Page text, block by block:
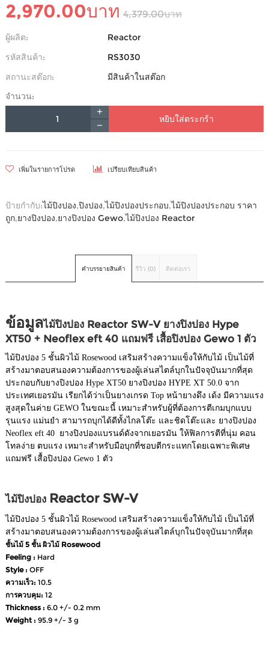
2,970.00บาท 4,379.00บาท
ผู้ผลิต:
Reactor
รหัสสินค้า:
RS3030
สถานะสต๊อก:
มีสินค้าในสต๊อก
จำนวน:
หยิบใส่ตระกร้า
เพิ่มในรายการโปรด เปรียบเทียบสินค้า
ป้ายกำกับ:ไม้ปิงปอง,ปิงปอง,ไม้ปิงปองประกอบ,ไม้ปิงปองประกอบ ราคา
ถูก,ยางปิงปอง,ยางปิงปอง Gewo,ไม้ปิงปอง Reactor
คำบรรยายสินค้า รีวิว (0) ติดต่อเรา
ข้อมูลไม้ปิงปอง Reactor SW-V ยางปิงปอง Hype
XT50 + Neoflex eft 40 แถมฟรี เสื้อปิงปอง Gewo 1 ตัว
ไม้ปิงปอง 5 ชั้นผิวไม้ Rosewood เสริมสร้างความแข็งให้กับไม้ เป็นไม้ที่
สร้างมาตอบสนองความต้องการของผู้เล่นสไตล์บุกในปัจจุบันมากที่สุด
ประกอบกับยางปิงปอง Hype XT50 ยางปิงปอง HYPE XT 50.0 จาก
ประเทศเยอรมัน เรียกได้ว่าเป็นยางเกรด Top หน้ายางดึง เด้ง มีความแรง
สูงสุดในค่าย GEWO ในขณะนี้ เหมาะสำหรับผู้ที่ต้องการตีเกมบุกแบบ
รุนแรง แม่นยำ สามารถบุกได้ดีทั้งไกลโต๊ะ และชิดโต๊ะและ ยางปิงปอง
Neoflex eft 40 ยางปิงปองแบรนด์ดังจากเยอรมัน ให้ฟิลการตีที่นุ่ม คอน
โทลง่าย ตบแรง เหมาะสำหรับมือบุกที่ชอบตีกระแทกโดยเฉพาะพิเศษ
แถมฟรี เสื้อปิงปอง Gewo 1 ตัว
ไม้ปิงปอง Reactor SW-V
ไม้ปิงปอง 5 ชั้นผิวไม้ Rosewood เสริมสร้างความแข็งให้กับไม้ เป็นไม้ที่
สร้างมาตอบสนองความต้องการของผู้เล่นสไตล์บุกในปัจจุบันมากที่สุด
ชั้นไม้ 5 ชั้น ผิวไม้ Rosewood
Feeling : Hard
Style : OFF
ความเร็ว: 10.5
การควบคุม: 12
Thickness : 6.0 +/- 0.2 mm
Weight : 95.9 +/- 3 g